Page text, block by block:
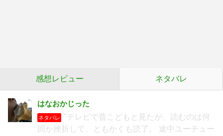
感想レビュー ネタバレ
はなおかじった
ネタバレ
"テレビで昔こどもと見たが、読むのは何
回か挫折して、ともかくも読了。 途中ユーチュー